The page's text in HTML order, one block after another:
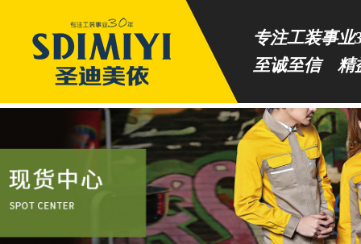
专注工装事业
至诚至信 精